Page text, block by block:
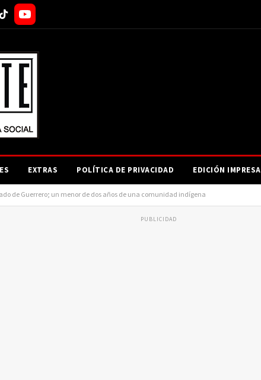
EXTRAS POLÍTICA DE PRIVACIDAD EDICIÓN IMPRESA
de Guerrero; un menor de dos años de una comunidad indígena
PUBLICIDAD